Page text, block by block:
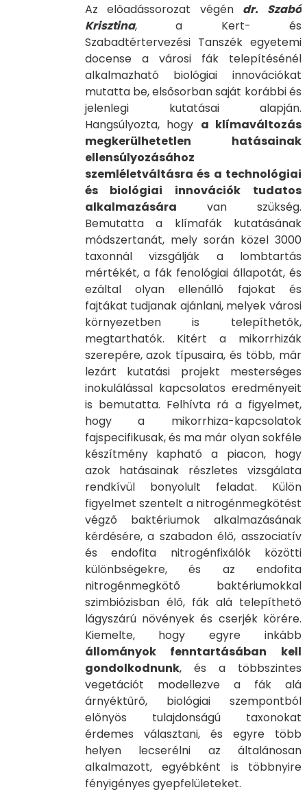
Az előadássorozat végén dr. Szabó
Krisztina, a Kert- és
Szabadtértervezési Tanszék egyetemi
docense a városi fák telepítésénél
alkalmazható biológiai innovációkat
mutatta be, elsősorban saját korábbi és
jelenlegi kutatásai alapján.
Hangsúlyozta, hogy a klímaváltozás
megkerülhetetlen hatásainak
ellensúlyozásához
szemléletváltásra és a technológiai
és biológiai innovációk tudatos
alkalmazására van szükség.
Bemutatta a klímafák kutatásának
módszertanát, mely során közel 3000
taxonnál vizsgálják a lombtartás
mértékét, a fák fenológiai állapotát, és
ezáltal olyan ellenálló fajokat és
fajtákat tudjanak ajánlani, melyek városi
környezetben is telepíthetők,
megtarthatók. Kitért a mikorrhizák
szerepére, azok típusaira, és több, már
lezárt kutatási projekt mesterséges
inokulálással kapcsolatos eredményeit
is bemutatta. Felhívta rá a figyelmet,
hogy a mikorrhiza-kapcsolatok
fajspecifikusak, és ma már olyan sokféle
készítmény kapható a piacon, hogy
azok hatásainak részletes vizsgálata
rendkívül bonyolult feladat. Külön
figyelmet szentelt a nitrogénmegkötést
végző baktériumok alkalmazásának
kérdésére, a szabadon élő, asszociatív
és endofita nitrogénfixálók közötti
különbségekre, és az endofita
nitrogénmegkötő baktériumokkal
szimbiózisban élő, fák alá telepíthető
lágyszárú növények és cserjék körére.
Kiemelte, hogy egyre inkább
állományok fenntartásában kell
gondolkodnunk, és a többszintes
vegetációt modellezve a fák alá
árnyéktűrő, biológiai szempontból
előnyös tulajdonságú taxonokat
érdemes választani, és egyre több
helyen lecserélni az általánosan
alkalmazott, egyébként is többnyire
fényigényes gyepfelületeket.